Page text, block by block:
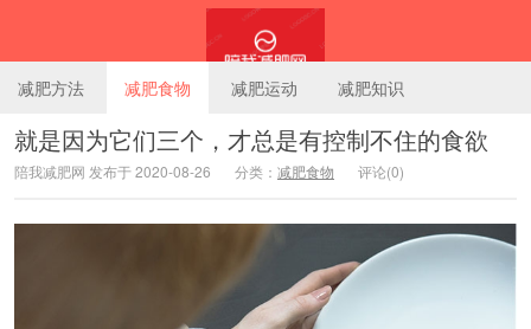
陪我减肥网
减肥方法 减肥食物 减肥运动 减肥知识
就是因为它们三个，才总是有控制不住的食欲
陪我减肥网 发布于 2020-08-26 分类： 减肥食物 评论(0)